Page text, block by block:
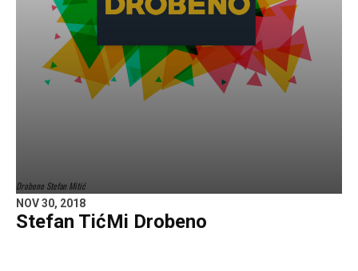
Drobeno Stefan Mitić
NOV 30, 2018
Stefan TićMi Drobeno